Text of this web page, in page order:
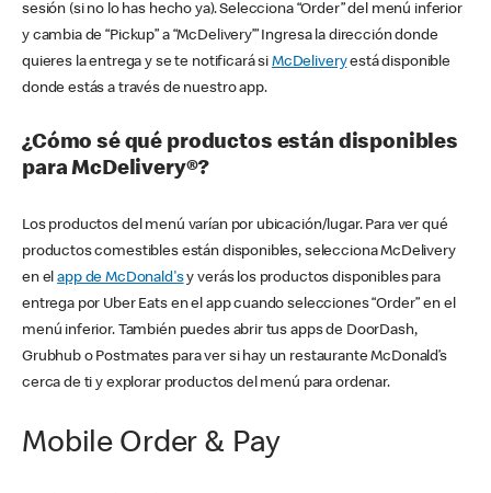
sesión (si no lo has hecho ya). Selecciona “Order” del menú inferior
y cambia de “Pickup” a “McDelivery’” Ingresa la dirección donde
quieres la entrega y se te notificará si McDeliveryestá disponible
donde estás a través de nuestro app.
¿Cómo sé qué productos están disponibles
para McDelivery®?
Los productos del menú varían por ubicación/lugar. Para ver qué
productos comestibles están disponibles, selecciona McDelivery
en elapp de McDonald'sy verás los productos disponibles para
entrega por Uber Eats en el app cuando selecciones “Order” en el
menú inferior. También puedes abrir tus apps de DoorDash,
Grubhub o Postmates para ver si hay un restaurante McDonald’s
cerca de ti y explorar productos del menú para ordenar.
Mobile Order & Pay